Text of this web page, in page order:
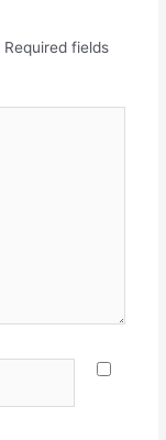
Required fields